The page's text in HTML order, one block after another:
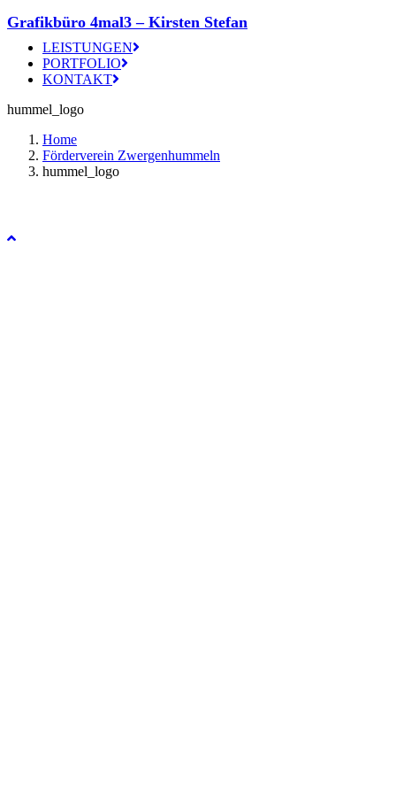
Grafikbüro 4mal3 – Kirsten Stefan
LEISTUNGEN
PORTFOLIO
KONTAKT
hummel_logo
Home
Förderverein Zwergenhummeln
hummel_logo